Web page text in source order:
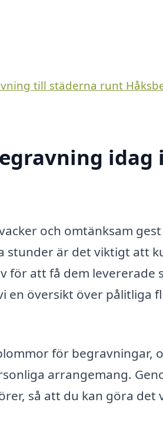
till städerna runt
idag i
och omtänksam
stunder är det viktigt att
för att få dem levererade
en översikt över pålitliga
för begravningar,
arrangemang.
så att du kan göra det